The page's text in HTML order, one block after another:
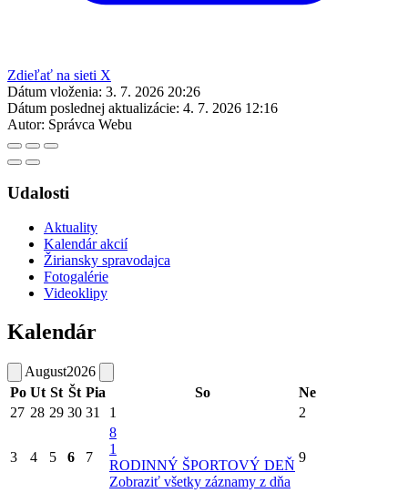
Zdieľať na sieti X
Dátum vloženia: 3. 7. 2026 20:26
Dátum poslednej aktualizácie: 4. 7. 2026 12:16
Autor: Správca Webu
Udalosti
Aktuality
Kalendár akcií
Žiriansky spravodajca
Fotogalérie
Videoklipy
Kalendár
August2026
Po Ut St Št Pia So
Ne
27 28 29 30 31 1 2
3 4 5 6 7
8
1
RODINNÝ ŠPORTOVÝ DEŇ
Zobraziť všetky záznamy z dňa
9